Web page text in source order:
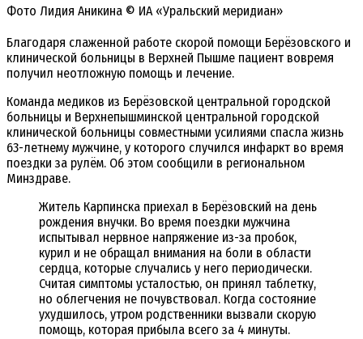
Фото Лидия Аникина © ИА «Уральский меридиан»
Благодаря слаженной работе скорой помощи Берёзовского и
клинической больницы в Верхней Пышме пациент вовремя
получил неотложную помощь и лечение.
Команда медиков из Берёзовской центральной городской
больницы и Верхнепышминской центральной городской
клинической больницы совместными усилиями спасла жизнь
63-летнему мужчине, у которого случился инфаркт во время
поездки за рулём. Об этом сообщили в региональном
Минздраве.
Житель Карпинска приехал в Берёзовский на день
рождения внучки. Во время поездки мужчина
испытывал нервное напряжение из-за пробок,
курил и не обращал внимания на боли в области
сердца, которые случались у него периодически.
Считая симптомы усталостью, он принял таблетку,
но облегчения не почувствовал. Когда состояние
ухудшилось, утром родственники вызвали скорую
помощь, которая прибыла всего за 4 минуты.